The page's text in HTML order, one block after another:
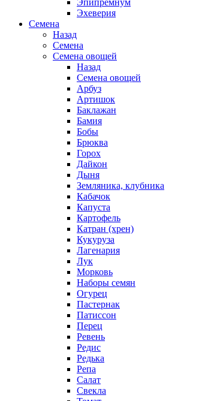
Эпипремнум
Эхеверия
Семена
Назад
Семена
Семена овощей
Назад
Семена овощей
Арбуз
Артишок
Баклажан
Бамия
Бобы
Брюква
Горох
Дайкон
Дыня
Земляника, клубника
Кабачок
Капуста
Картофель
Катран (хрен)
Кукуруза
Лагенария
Лук
Морковь
Наборы семян
Огурец
Пастернак
Патиссон
Перец
Ревень
Редис
Редька
Репа
Салат
Свекла